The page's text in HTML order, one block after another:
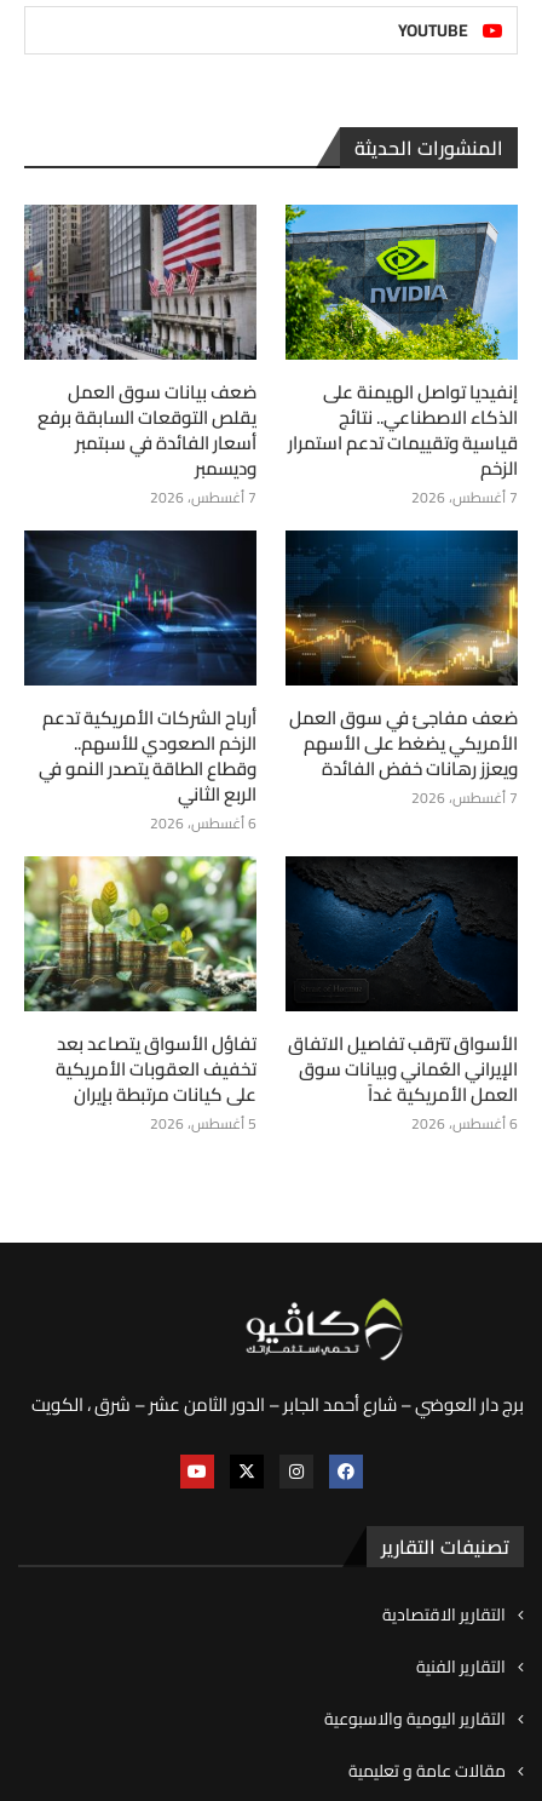
YOUTUBE
المنشورات الحديثة
إنفيديا تواصل الهيمنة على
الذكاء الاصطناعي.. نتائج
قياسية وتقييمات تدعم استمرار
الزخم
7 أغسطس، 2026
ضعف بيانات سوق العمل
يقلص التوقعات السابقة برفع
أسعار الفائدة في سبتمبر
وديسمبر
7 أغسطس، 2026
ضعف مفاجئ في سوق العمل
الأمريكي يضغط على الأسهم
ويعزز رهانات خفض الفائدة
7 أغسطس، 2026
أرباح الشركات الأمريكية تدعم
الزخم الصعودي للأسهم..
وقطاع الطاقة يتصدر النمو في
الربع الثاني
6 أغسطس، 2026
الأسواق تترقب تفاصيل الاتفاق
الإيراني العُماني وبيانات سوق
العمل الأمريكية غداً
6 أغسطس، 2026
تفاؤل الأسواق يتصاعد بعد
تخفيف العقوبات الأمريكية
على كيانات مرتبطة بإيران
5 أغسطس، 2026
برج دار العوضي – شارع أحمد الجابر – الدور الثامن عشر – شرق ، الكويت
تصنيفات التقارير
التقارير الاقتصادية
التقارير الفنية
التقارير اليومية والاسبوعية
مقالات عامة و تعليمية